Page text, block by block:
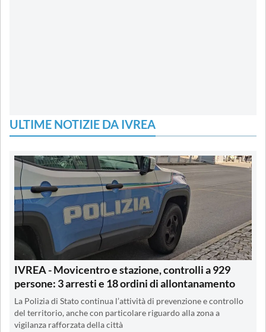
ULTIME NOTIZIE DA IVREA
IVREA - Movicentro e stazione, controlli a 929
persone: 3 arresti e 18 ordini di allontanamento
La Polizia di Stato continua l’attività di prevenzione e controllo
del territorio, anche con particolare riguardo alla zona a
vigilanza rafforzata della città